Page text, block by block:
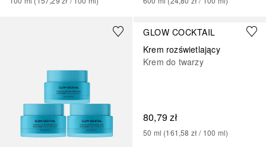
GLOW COCKTAIL
Krem rozświetlający
Krem do twarzy
80,79 zł
50 ml (161,58 zł / 100 ml)